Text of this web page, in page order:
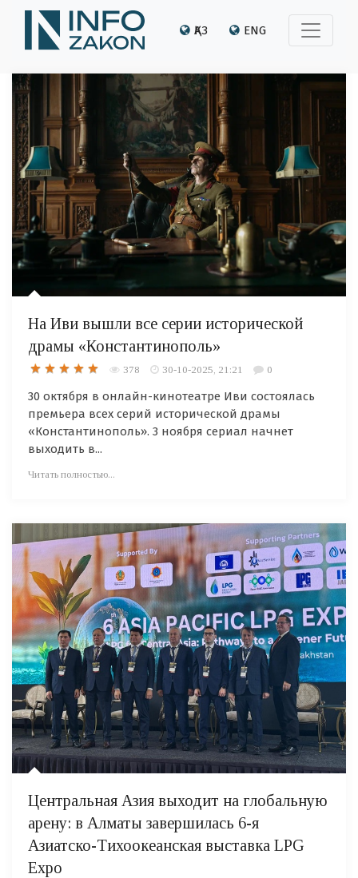
ҚАЗ ENG
На Иви вышли все серии исторической
драмы «Константинополь»
378 30-10-2025, 21:21 0
30 октября в онлайн-кинотеатре Иви состоялась
премьера всех серий исторической драмы
«Константинополь». 3 ноября сериал начнет
выходить в...
Читать полностью...
Центральная Азия выходит на глобальную
арену: в Алматы завершилась 6-я
Азиатско-Тихоокеанская выставка LPG
Expo